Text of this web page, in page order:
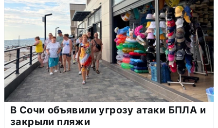
В Сочи объявили угрозу атаки БПЛА и
закрыли пляжи